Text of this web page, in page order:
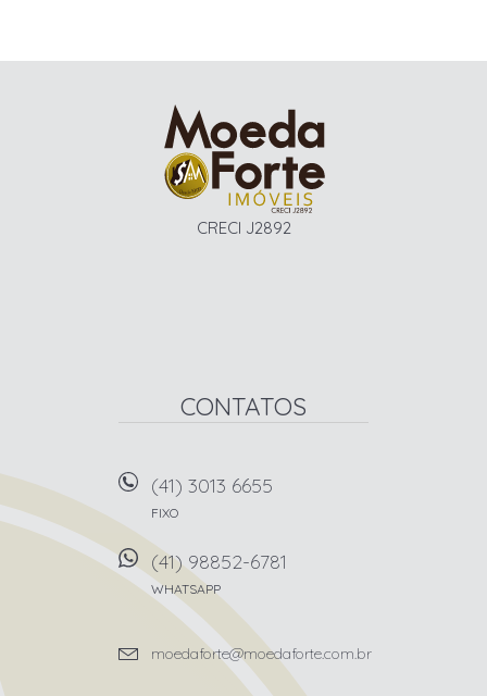
CRECI J2892
CONTATOS
(41) 3013 6655
FIXO
(41) 98852-6781
WHATSAPP
moedaforte@moedaforte.com.br